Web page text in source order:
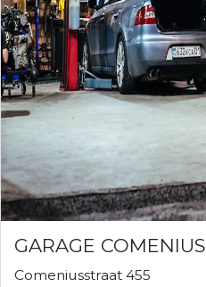
GARAGE COMENIUS
Comeniusstraat 455